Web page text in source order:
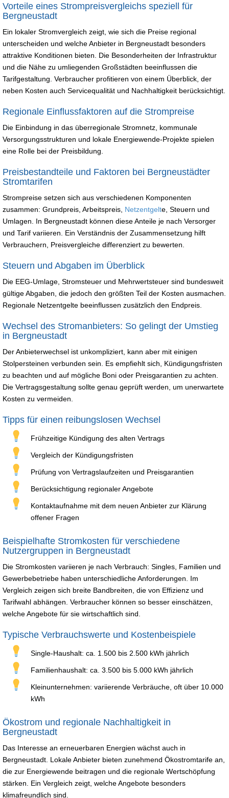
Vorteile eines Strompreisvergleichs speziell für
Bergneustadt
Ein lokaler Stromvergleich zeigt, wie sich die Preise regional
unterscheiden und welche Anbieter in Bergneustadt besonders
attraktive Konditionen bieten. Die Besonderheiten der Infrastruktur
und die Nähe zu umliegenden Großstädten beeinflussen die
Tarifgestaltung. Verbraucher profitieren von einem Überblick, der
neben Kosten auch Servicequalität und Nachhaltigkeit berücksichtigt.
Regionale Einflussfaktoren auf die Strompreise
Die Einbindung in das überregionale Stromnetz, kommunale
Versorgungsstrukturen und lokale Energiewende-Projekte spielen
eine Rolle bei der Preisbildung.
Preisbestandteile und Faktoren bei Bergneustädter
Stromtarifen
Strompreise setzen sich aus verschiedenen Komponenten
zusammen: Grundpreis, Arbeitspreis, Netzentgelte, Steuern und
Umlagen. In Bergneustadt können diese Anteile je nach Versorger
und Tarif variieren. Ein Verständnis der Zusammensetzung hilft
Verbrauchern, Preisvergleiche differenziert zu bewerten.
Steuern und Abgaben im Überblick
Die EEG-Umlage, Stromsteuer und Mehrwertsteuer sind bundesweit
gültige Abgaben, die jedoch den größten Teil der Kosten ausmachen.
Regionale Netzentgelte beeinflussen zusätzlich den Endpreis.
Wechsel des Stromanbieters: So gelingt der Umstieg
in Bergneustadt
Der Anbieterwechsel ist unkompliziert, kann aber mit einigen
Stolpersteinen verbunden sein. Es empfiehlt sich, Kündigungsfristen
zu beachten und auf mögliche Boni oder Preisgarantien zu achten.
Die Vertragsgestaltung sollte genau geprüft werden, um unerwartete
Kosten zu vermeiden.
Tipps für einen reibungslosen Wechsel
Frühzeitige Kündigung des alten Vertrags
Vergleich der Kündigungsfristen
Prüfung von Vertragslaufzeiten und Preisgarantien
Berücksichtigung regionaler Angebote
Kontaktaufnahme mit dem neuen Anbieter zur Klärung
offener Fragen
Beispielhafte Stromkosten für verschiedene
Nutzergruppen in Bergneustadt
Die Stromkosten variieren je nach Verbrauch: Singles, Familien und
Gewerbebetriebe haben unterschiedliche Anforderungen. Im
Vergleich zeigen sich breite Bandbreiten, die von Effizienz und
Tarifwahl abhängen. Verbraucher können so besser einschätzen,
welche Angebote für sie wirtschaftlich sind.
Typische Verbrauchswerte und Kostenbeispiele
Single-Haushalt: ca. 1.500 bis 2.500 kWh jährlich
Familienhaushalt: ca. 3.500 bis 5.000 kWh jährlich
Kleinunternehmen: variierende Verbräuche, oft über 10.000
kWh
Ökostrom und regionale Nachhaltigkeit in
Bergneustadt
Das Interesse an erneuerbaren Energien wächst auch in
Bergneustadt. Lokale Anbieter bieten zunehmend Ökostromtarife an,
die zur Energiewende beitragen und die regionale Wertschöpfung
stärken. Ein Vergleich zeigt, welche Angebote besonders
klimafreundlich sind.